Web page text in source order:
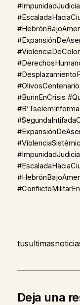
#BurinEnCrisis
Deja una